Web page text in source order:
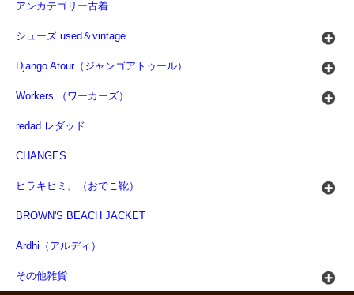
アンカテゴリー古着
シューズ used＆vintage
Django Atour（ジャンゴアトゥール）
Workers （ワーカーズ）
redad レダッド
CHANGES
ヒラキヒミ。（おでこ靴）
BROWN'S BEACH JACKET
Ardhi（アルディ）
その他雑貨